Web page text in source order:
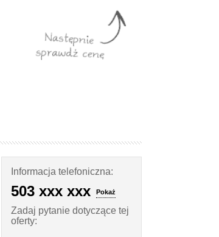
Informacja telefoniczna:
503 xxx xxx Pokaż
Zadaj pytanie dotyczące tej
oferty: